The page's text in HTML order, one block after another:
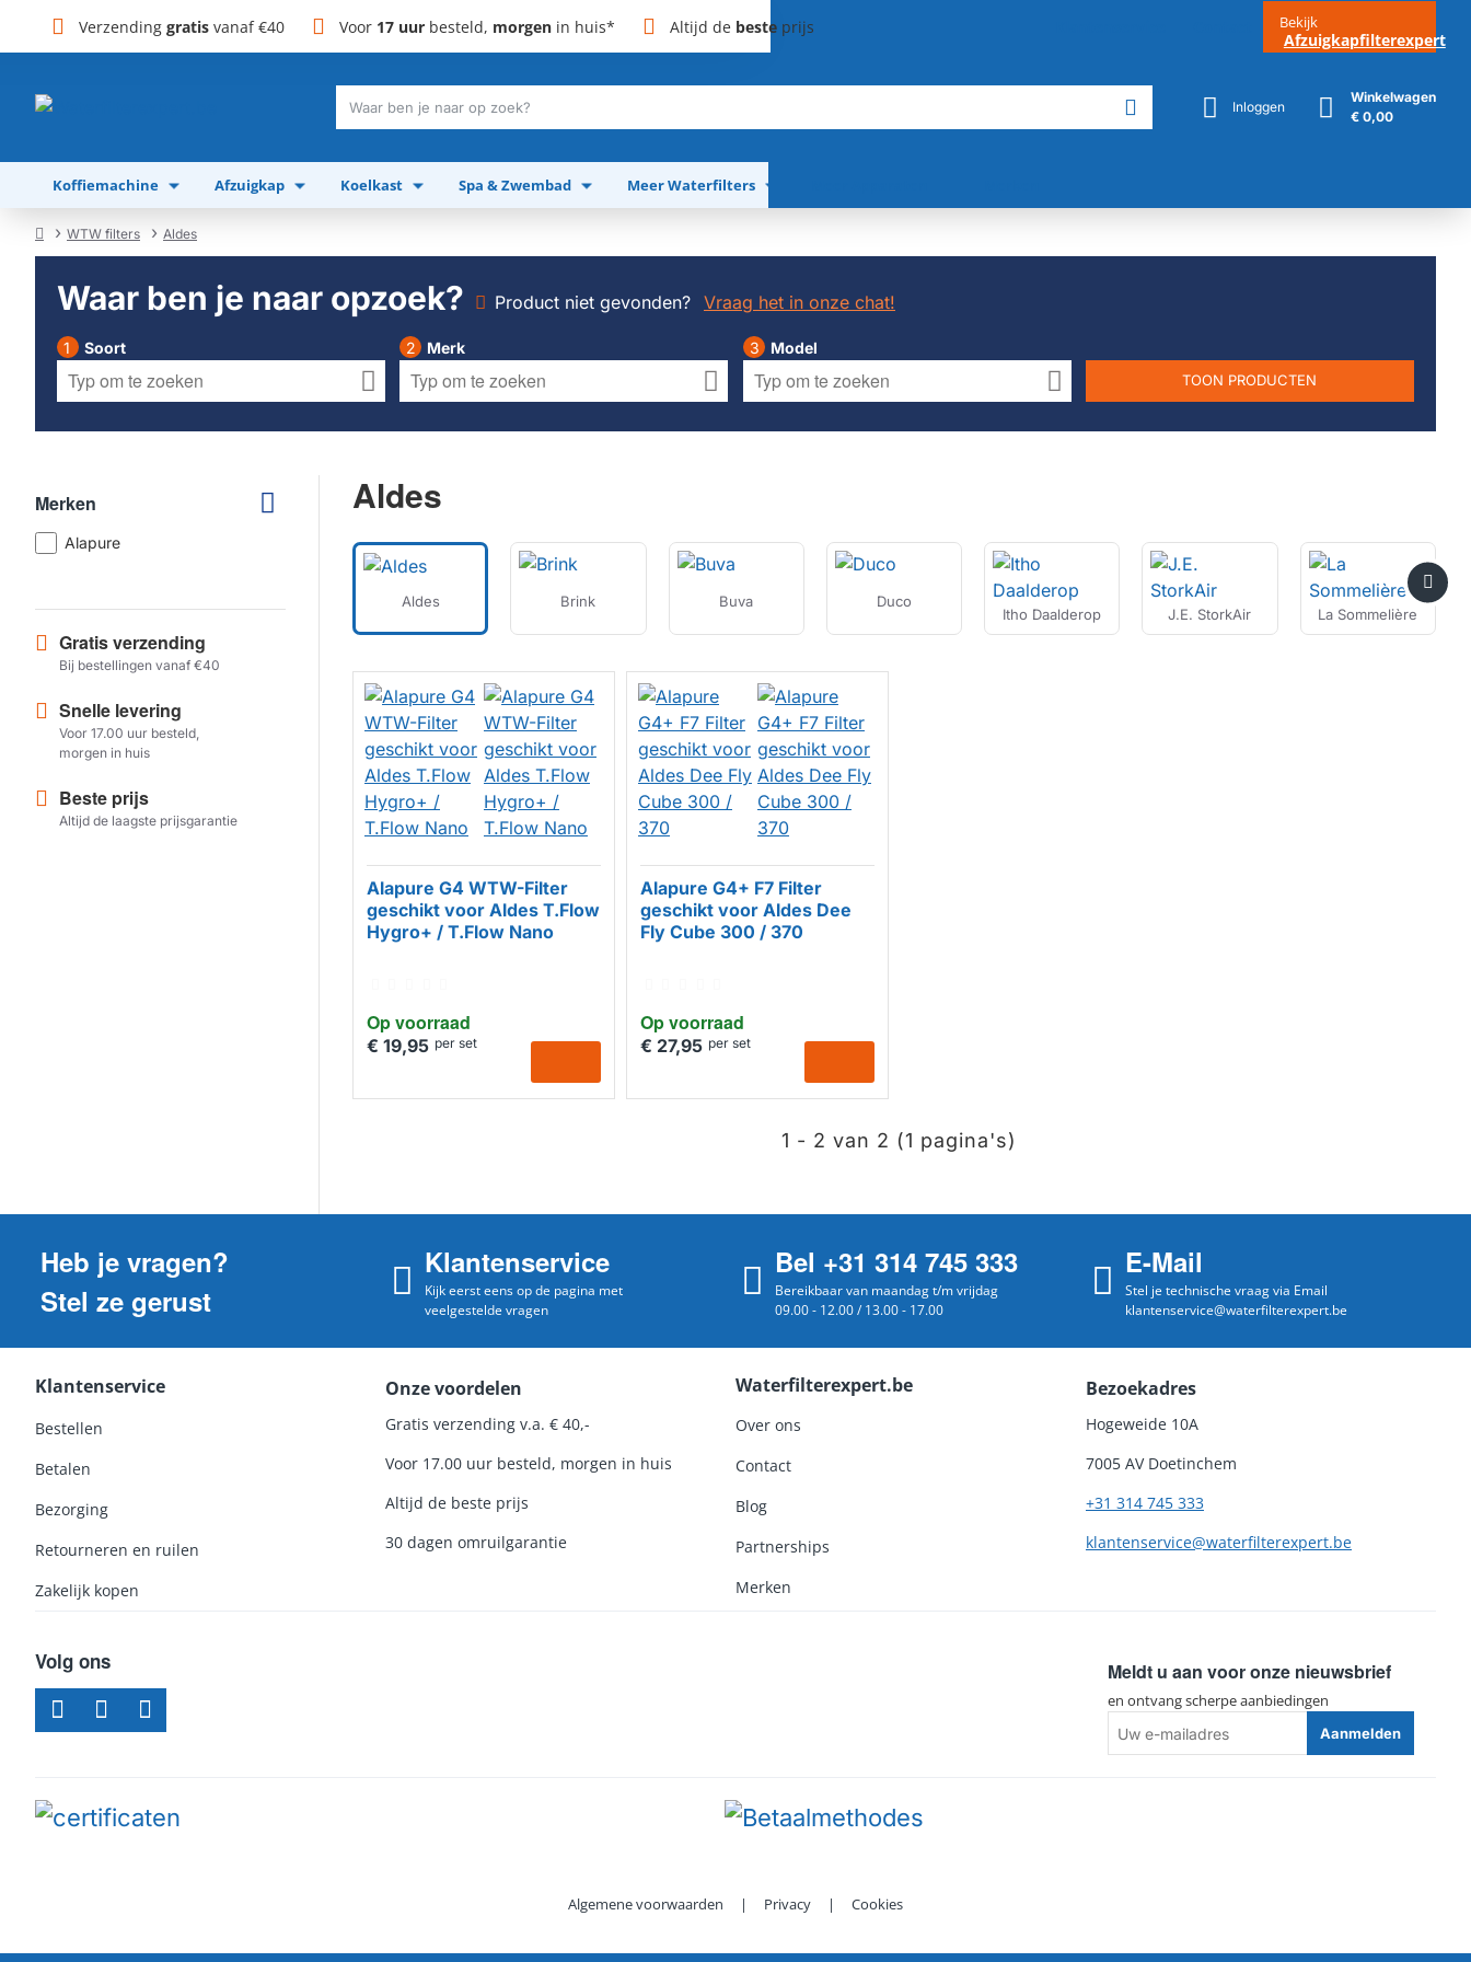
Verzending gratis vanaf €40 Voor 17 uur besteld, morgen in huis* Altijd de beste prijs Bekijk
Afzuigkapfilterexpert
Waar
je
naar
op
Inloggen
Winkelwagen
€ 0,00
Koffiemachine Afzuigkap Koelkast Spa & Zwembad Meer Waterfilters
WTW filters Aldes
Waar ben je naar opzoek? Product niet gevonden? Vraag het in onze chat!
Soort Merk Model
TOON PRODUCTEN
Merken
Alapure
Gratis verzending
Bij bestellingen vanaf €40
Snelle levering
Voor 17.00 uur besteld,
morgen in huis
Beste prijs
Altijd de laagste prijsgarantie
Aldes
Aldes Brink Buva Duco
Itho Daalderop J.E. StorkAir La Sommelière
Op voorraad
Alapure G4 WTW-Filter
geschikt voor Aldes T.Flow
Hygro+ / T.Flow Nano
€ 19,95 per set
Op voorraad
Alapure G4+ F7 Filter
geschikt voor Aldes Dee
Fly Cube 300 / 370
€ 27,95 per set
1 - 2 van 2 (1 pagina's)
Heb je vragen?
Stel ze gerust
Klantenservice
Kijk eerst eens op de pagina met
veelgestelde vragen
Bel +31 314 745 333
Bereikbaar van maandag t/m vrijdag
09.00 - 12.00 / 13.00 - 17.00
E-Mail
Stel je technische vraag via Email
klantenservice@waterfilterexpert.be
Klantenservice
Bestellen
Betalen
Bezorging
Retourneren en ruilen
Zakelijk kopen
Onze voordelen
Gratis verzending v.a. € 40,-
Voor 17.00 uur besteld, morgen in huis
Altijd de beste prijs
30 dagen omruilgarantie
Waterfilterexpert.be
Over ons
Contact
Blog
Partnerships
Merken
Bezoekadres
Hogeweide 10A
7005 AV Doetinchem
+31 314 745 333
klantenservice@waterfilterexpert.be
Volg ons Meldt u aan voor onze nieuwsbrief
en ontvang scherpe aanbiedingen
e-
Aanmelden
Algemene voorwaarden | Privacy | Cookies